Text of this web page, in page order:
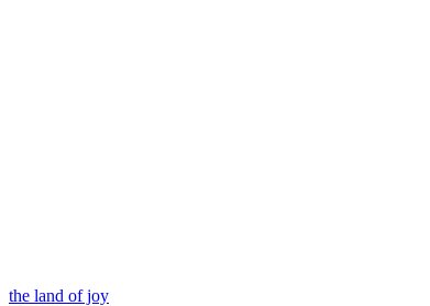
the land of joy